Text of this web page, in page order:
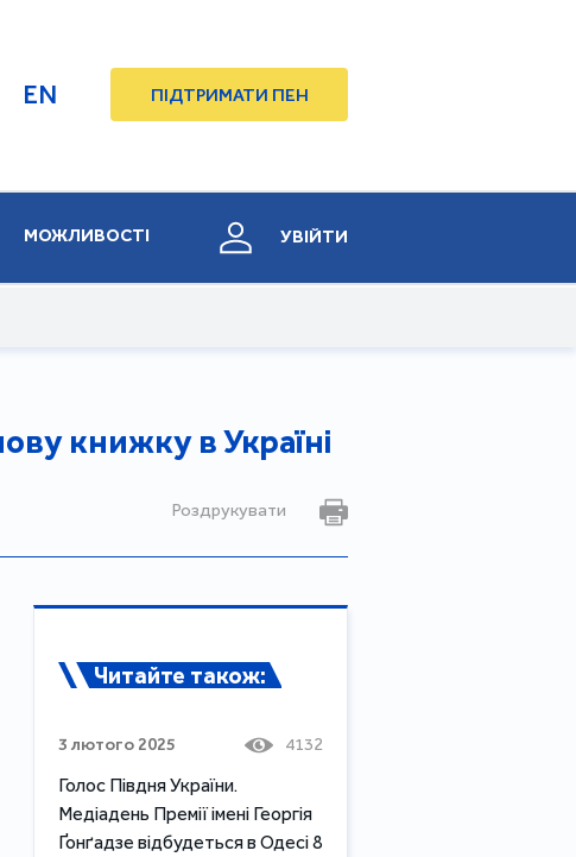
EN ПІДТРИМАТИ ПЕН
МОЖЛИВОСТІ УВІЙТИ
книжку в Україні
Роздрукувати
Читайте також:
3 лютого 2025 4132
Голос Півдня України.
Медіадень Премії імені Георгія
Ґонґадзе відбудеться в Одесі 8